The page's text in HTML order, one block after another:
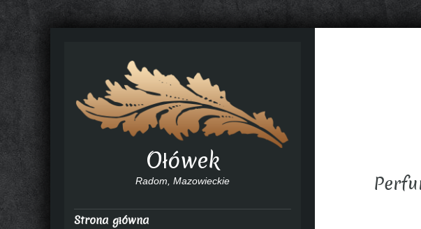
Ołówek
Radom, Mazowieckie
Strona główna